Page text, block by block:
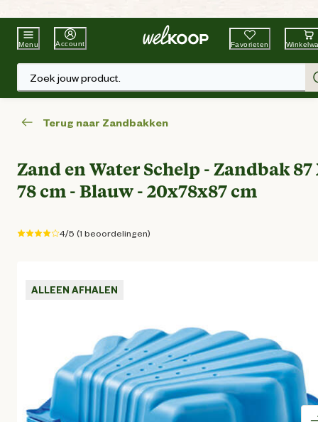
Beste WinkelketenTuin & Dier
Menu Account Favorieten
Zoek jouw product.
Terug naar Zandbakken
Zand en Water Schelp - Zandbak 87
78 cm - Blauw - 20x78x87 cm
4/5 (1 beoordelingen)
ALLEEN AFHALEN